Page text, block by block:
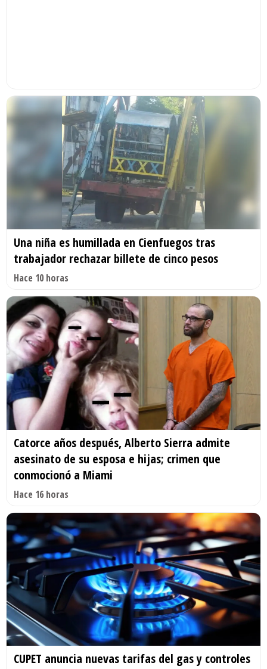
Una niña es humillada en Cienfuegos tras
trabajador rechazar billete de cinco pesos
Hace 10 horas
Catorce años después, Alberto Sierra admite
asesinato de su esposa e hijas; crimen que
conmocionó a Miami
Hace 16 horas
CUPET anuncia nuevas tarifas del gas y controles